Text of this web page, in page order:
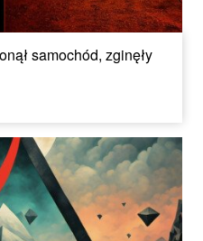
samochód, zginęły